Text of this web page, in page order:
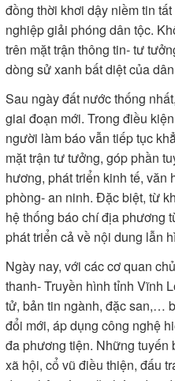
đồng thời khơi dậy niềm tin
nghiệp giải phóng dân tộc.
trên mặt trận thông tin- tư
dòng sử xanh bất diệt của
Sau ngày đất nước thống
giai đoạn mới. Trong điều
người làm báo vẫn tiếp tục
mặt trận tư tưởng, góp phần
hương, phát triển kinh tế,
phòng- an ninh. Đặc biệt, từ
hệ thống báo chí địa phương
phát triển cả về nội dung lẫn
Ngày nay, với các cơ quan
thanh- Truyền hình tỉnh Vĩnh
tử, bản tin ngành, đặc san,…
đổi mới, áp dụng công nghệ
đa phương tiện. Những tuyến
xã hội, cổ vũ điều thiện, đấu